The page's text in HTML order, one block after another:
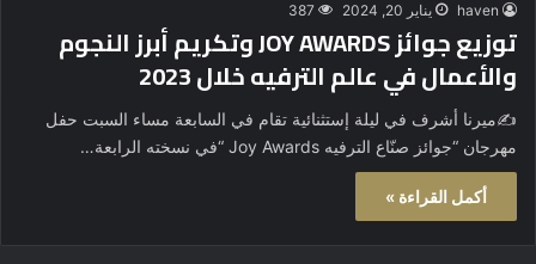
haven يناير 20, 2024 387
توزيع جوائز JOY AWARDS وتكريم أبرز النجوم
والأعمال في عالم الترفيه خلال 2023
✍️ميرنا أشرف في ليلة إستثنائية تقام في السابعة مساء السبت حفل
مهرجان “جوائز صنّاع الترفيه Joy Awards “في نسخته الرابعة…
أكمل القراءة »